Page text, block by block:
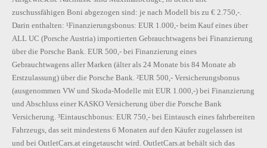
zuschussfähigen Boni abgezogen sind: je nach Modell bis zu € 2.750,-.
Darin enthalten: ¹Finanzierungsbonus: EUR 1.000,- beim Kauf eines über
ALL UC (Porsche Austria) importierten Gebrauchtwagens bei Finanzierung
über die Porsche Bank. EUR 500,- bei Finanzierung eines
Gebrauchtwagens aller Marken (älter als 24 Monate bis 84 Monate ab
Erstzulassung) über die Porsche Bank. ²EUR 500,- Versicherungsbonus
(ausgenommen VW und Skoda-Modelle mit EUR 1.000,-) bei Finanzierung
und Abschluss einer KASKO Versicherung über die Porsche Bank
Versicherung. ³Eintauschbonus: EUR 750,- bei Eintausch eines fahrbereiten
Fahrzeugs, das seit mindestens 6 Monaten auf den Käufer zugelassen ist
und bei OutletCars.at eingetauscht wird. OutletCars.at behält sich das